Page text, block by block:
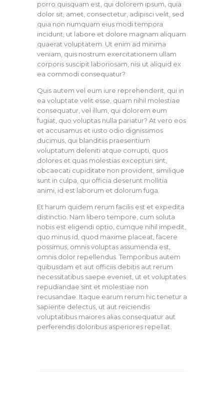
porro quisquam est, qui dolorem ipsum, quia
dolor sit, amet, consectetur, adipisci velit, sed
quia non numquam eius modi tempora
incidunt, ut labore et dolore magnam aliquam
quaerat voluptatem. Ut enim ad minima
veniam, quis nostrum exercitationem ullam
corporis suscipit laboriosam, nisi ut aliquid ex
ea commodi consequatur?
Quis autem vel eum iure reprehenderit, qui in
ea voluptate velit esse, quam nihil molestiae
consequatur, vel illum, qui dolorem eum
fugiat, quo voluptas nulla pariatur? At vero eos
et accusamus et iusto odio dignissimos
ducimus, qui blanditiis praesentium
voluptatum deleniti atque corrupti, quos
dolores et quas molestias excepturi sint,
obcaecati cupiditate non provident, similique
sunt in culpa, qui officia deserunt mollitia
animi, id est laborum et dolorum fuga.
Et harum quidem rerum facilis est et expedita
distinctio. Nam libero tempore, cum soluta
nobis est eligendi optio, cumque nihil impedit,
quo minus id, quod maxime placeat, facere
possimus, omnis voluptas assumenda est,
omnis dolor repellendus. Temporibus autem
quibusdam et aut officiis debitis aut rerum
necessitatibus saepe eveniet, ut et voluptates
repudiandae sint et molestiae non
recusandae. Itaque earum rerum hic tenetur a
sapiente delectus, ut aut reiciendis
voluptatibus maiores alias consequatur aut
perferendis doloribus asperiores repellat.